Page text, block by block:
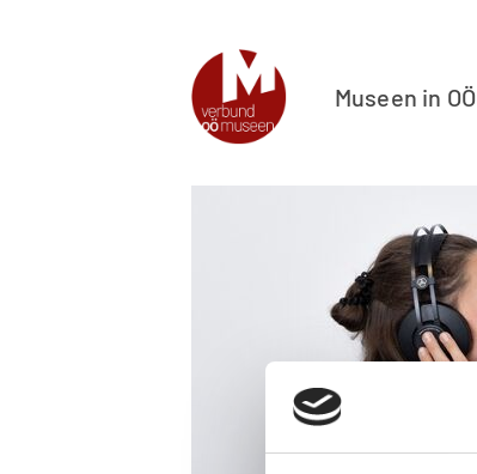
Museen in OÖ